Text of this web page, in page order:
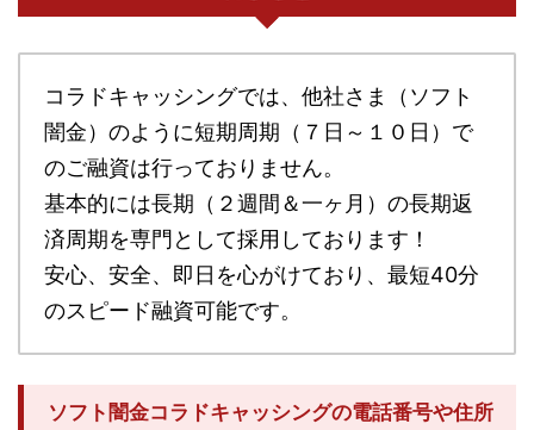
コラドキャッシングでは、他社さま（ソフト
闇金）のように短期周期（７日～１０日）で
のご融資は行っておりません。
基本的には長期（２週間＆一ヶ月）の長期返
済周期を専門として採用しております！
安心、安全、即日を心がけており、最短40分
のスピード融資可能です。
ソフト闇金コラドキャッシングの電話番号や住所